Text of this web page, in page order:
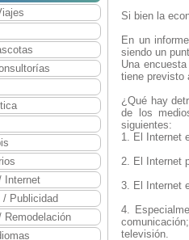
Internet
/ Publicidad
Remodelación
Si bien la
En un
siendo un
Una
tiene previsto
¿Qué hay
de los
siguientes:
1. El Internet
2. El Internet
3. El Internet
4.
televisión.